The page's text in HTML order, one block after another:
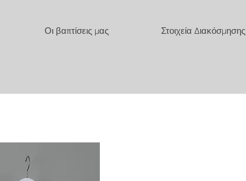
Οι βαπτίσεις μας Στοιχεία Διακόσμησης